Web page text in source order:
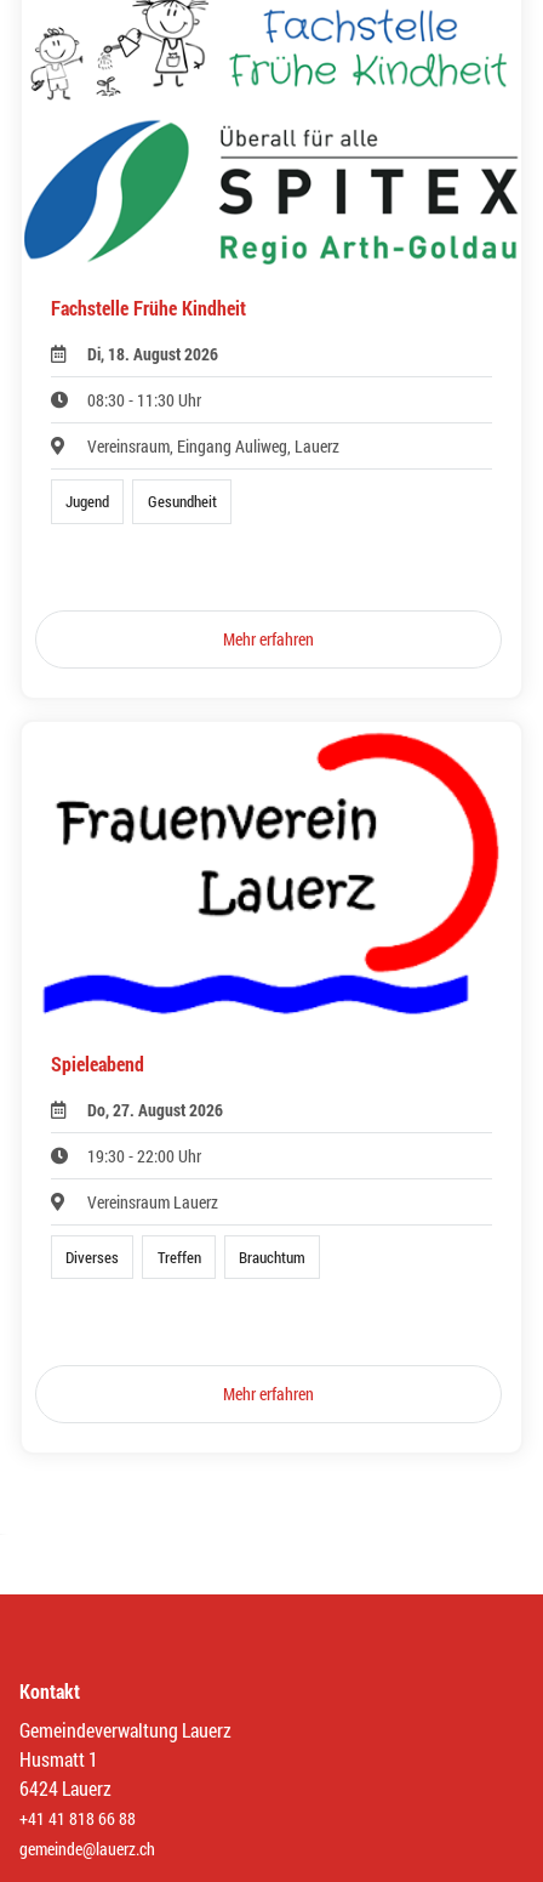
Fachstelle Frühe Kindheit
Di, 18. August 2026
08:30 - 11:30 Uhr
Vereinsraum, Eingang Auliweg, Lauerz
Jugend Gesundheit
Mehr erfahren
Spieleabend
Do, 27. August 2026
19:30 - 22:00 Uhr
Vereinsraum Lauerz
Diverses Treffen Brauchtum
Mehr erfahren
Kontakt
Gemeindeverwaltung Lauerz
Husmatt 1
6424 Lauerz
+41 41 818 66 88
gemeinde@lauerz.ch